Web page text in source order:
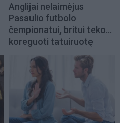
Anglijai nelaimėjus
Pasaulio futbolo
čempionatui, britui teko...
koreguoti tatuiruotę